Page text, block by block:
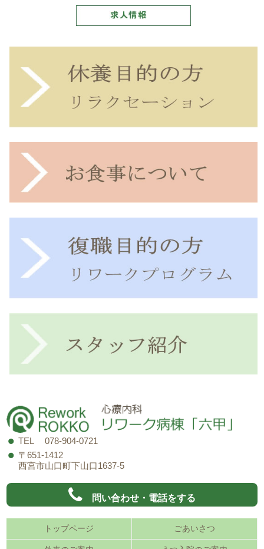
TEL 078-904-0721
〒651-1412
西宮市山口町下山口1637-5
問い合わせ・電話をする
トップページ ごあいさつ